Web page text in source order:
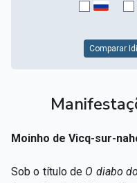
Comparar
Moinho de Vicq-sur-
Sob o título de O diabo